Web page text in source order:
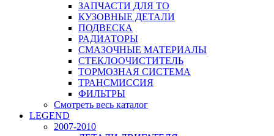
ЗАПЧАСТИ ДЛЯ ТО
КУЗОВНЫЕ ДЕТАЛИ
ПОДВЕСКА
РАДИАТОРЫ
СМАЗОЧНЫЕ МАТЕРИАЛЫ
СТЕКЛООЧИСТИТЕЛЬ
ТОРМОЗНАЯ СИСТЕМА
ТРАНСМИССИЯ
ФИЛЬТРЫ
Смотреть весь каталог
LEGEND
2007-2010